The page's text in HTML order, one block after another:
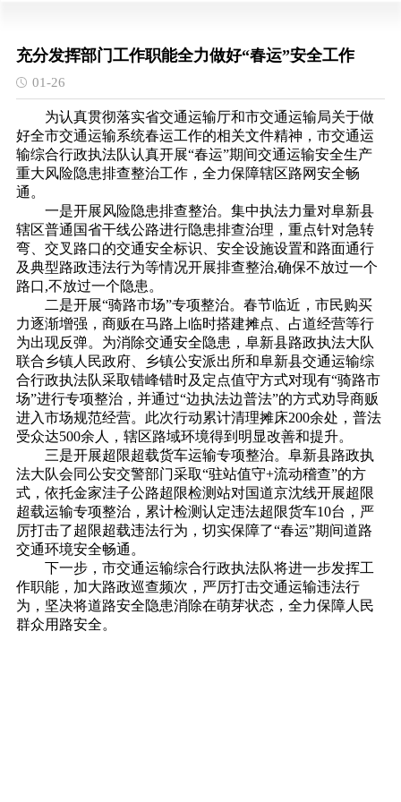
充分发挥部门工作职能全力做好“春运”安全工作
01-26
为认真贯彻落实省交通运输厅和市交通运输局关于做
好全市交通运输系统春运工作的相关文件精神，市交通运
输综合行政执法队认真开展“春运”期间交通运输安全生产
重大风险隐患排查整治工作，全力保障辖区路网安全畅
通。
一是开展风险隐患排查整治。集中执法力量对阜新县
辖区普通国省干线公路进行隐患排查治理，重点针对急转
弯、交叉路口的交通安全标识、安全设施设置和路面通行
及典型路政违法行为等情况开展排查整治,确保不放过一个
路口,不放过一个隐患。
二是开展“骑路市场”专项整治。春节临近，市民购买
力逐渐增强，商贩在马路上临时搭建摊点、占道经营等行
为出现反弹。为消除交通安全隐患，阜新县路政执法大队
联合乡镇人民政府、乡镇公安派出所和阜新县交通运输综
合行政执法队采取错峰错时及定点值守方式对现有“骑路市
场”进行专项整治，并通过“边执法边普法”的方式劝导商贩
进入市场规范经营。此次行动累计清理摊床200余处，普法
受众达500余人，辖区路域环境得到明显改善和提升。
三是开展超限超载货车运输专项整治。阜新县路政执
法大队会同公安交警部门采取“驻站值守+流动稽查”的方
式，依托金家洼子公路超限检测站对国道京沈线开展超限
超载运输专项整治，累计检测认定违法超限货车10台，严
厉打击了超限超载违法行为，切实保障了“春运”期间道路
交通环境安全畅通。
下一步，市交通运输综合行政执法队将进一步发挥工
作职能，加大路政巡查频次，严厉打击交通运输违法行
为，坚决将道路安全隐患消除在萌芽状态，全力保障人民
群众用路安全。